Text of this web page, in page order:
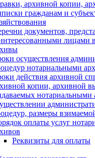
архивной копии,
гражданам и
документов,
лицами
осуществления
нотариальными
действия архивной
копии, архивной
нотариальными
размеры
оплаты услуг
Реквизиты для оплаты